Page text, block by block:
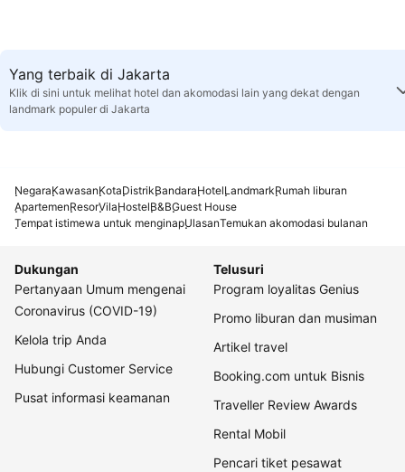
Yang terbaik di Jakarta
Klik di sini untuk melihat hotel dan akomodasi lain yang dekat dengan
landmark populer di Jakarta
NegaraKawasanKotaDistrikBandaraHotelLandmarkRumah liburan
ApartemenResorVilaHostelB&BGuest House
Tempat istimewa untuk menginapUlasanTemukan akomodasi bulanan
Dukungan
Pertanyaan Umum mengenai
Coronavirus (COVID-19)
Kelola trip Anda
Hubungi Customer Service
Pusat informasi keamanan
Telusuri
Program loyalitas Genius
Promo liburan dan musiman
Artikel travel
Booking.com untuk Bisnis
Traveller Review Awards
Rental Mobil
Pencari tiket pesawat